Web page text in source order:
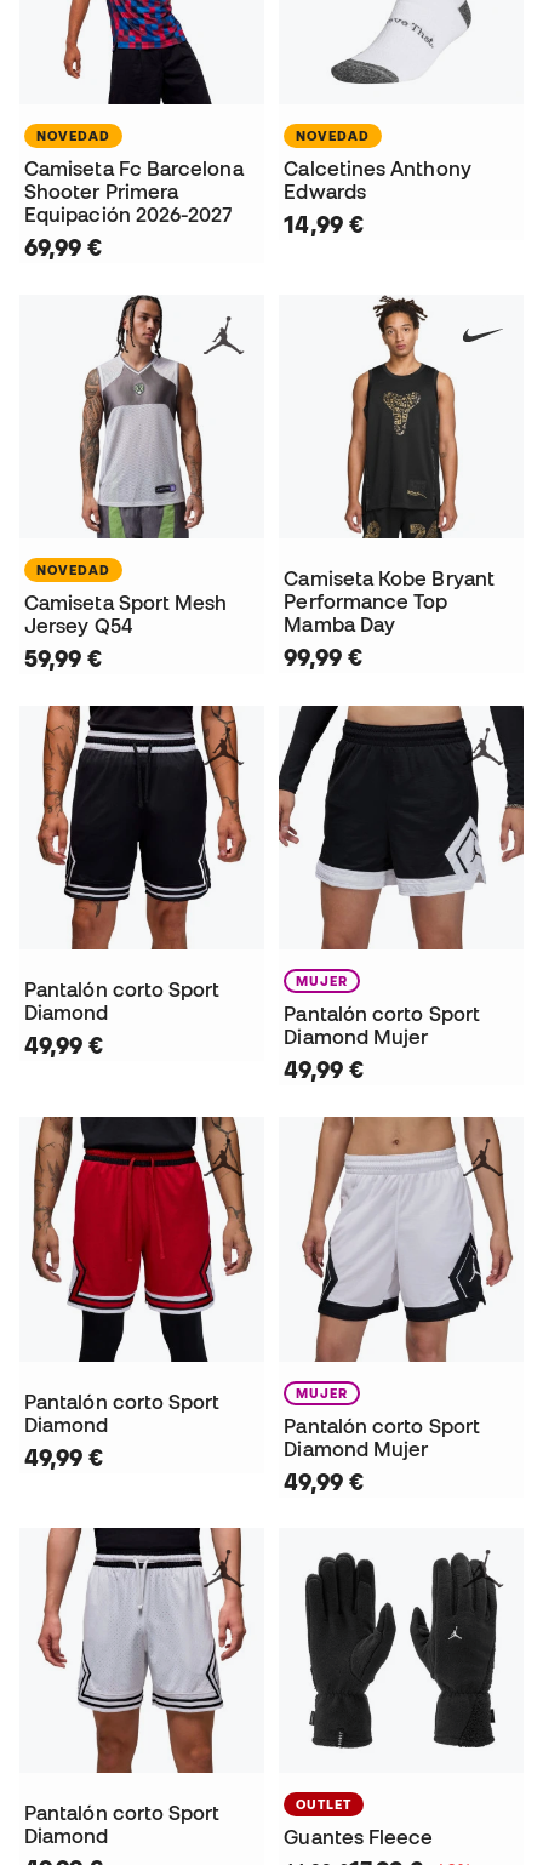
NOVEDAD
Camiseta Fc Barcelona
Shooter Primera
Equipación 2026-2027
69,99 €
NOVEDAD
Calcetines Anthony
Edwards
14,99 €
NOVEDAD
Camiseta Sport Mesh
Jersey Q54
59,99 €
Camiseta Kobe Bryant
Performance Top
Mamba Day
99,99 €
Pantalón corto Sport
Diamond
49,99 €
MUJER
Pantalón corto Sport
Diamond Mujer
49,99 €
Pantalón corto Sport
Diamond
49,99 €
MUJER
Pantalón corto Sport
Diamond Mujer
49,99 €
Pantalón corto Sport
Diamond
OUTLET
Guantes Fleece